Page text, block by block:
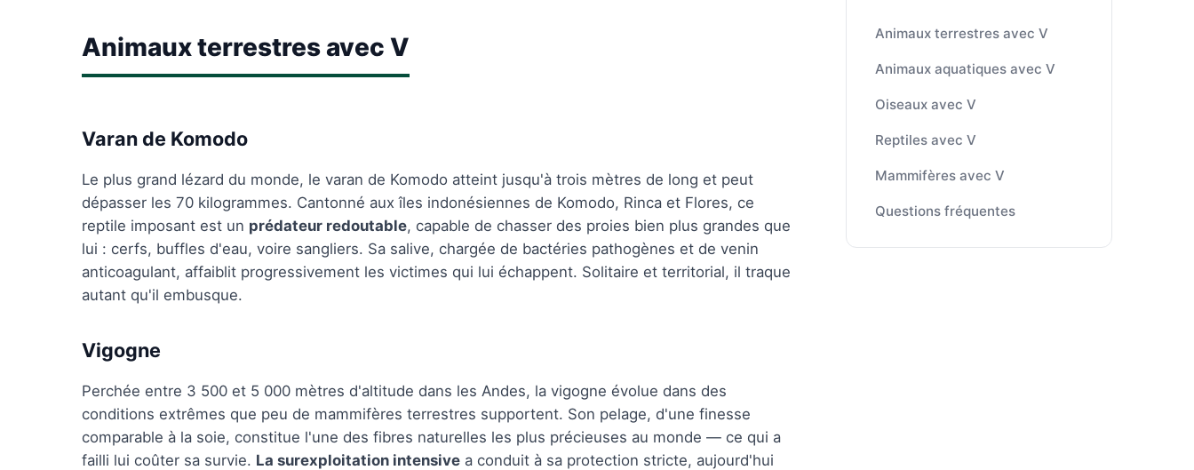
Animaux terrestres avec V
Animaux aquatiques avec V
Oiseaux avec V
Reptiles avec V
Mammifères avec V
Questions fréquentes
Animaux terrestres avec V
Varan de Komodo
Le plus grand lézard du monde, le varan de Komodo atteint jusqu'à trois mètres de long et peut
dépasser les 70 kilogrammes. Cantonné aux îles indonésiennes de Komodo, Rinca et Flores, ce
reptile imposant est un prédateur redoutable, capable de chasser des proies bien plus grandes que
lui : cerfs, buffles d'eau, voire sangliers. Sa salive, chargée de bactéries pathogènes et de venin
anticoagulant, affaiblit progressivement les victimes qui lui échappent. Solitaire et territorial, il traque
autant qu'il embusque.
Vigogne
Perchée entre 3 500 et 5 000 mètres d'altitude dans les Andes, la vigogne évolue dans des
conditions extrêmes que peu de mammifères terrestres supportent. Son pelage, d'une finesse
comparable à la soie, constitue l'une des fibres naturelles les plus précieuses au monde — ce qui a
failli lui coûter sa survie. La surexploitation intensive a conduit à sa protection stricte, aujourd'hui